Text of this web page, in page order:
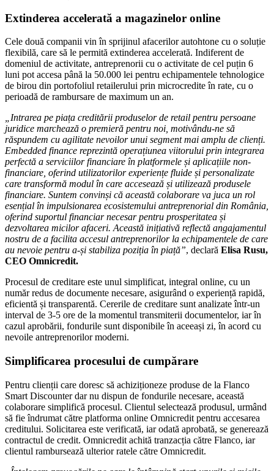
Extinderea accelerată a magazinelor online
Cele două companii vin în sprijinul afacerilor autohtone cu o soluție
flexibilă, care să le permită extinderea accelerată. Indiferent de
domeniul de activitate, antreprenorii cu o activitate de cel puțin 6
luni pot accesa până la 50.000 lei pentru echipamentele tehnologice
de birou din portofoliul retailerului prin microcredite în rate, cu o
perioadă de rambursare de maximum un an.
„Intrarea pe piața creditării produselor de retail pentru persoane
juridice marchează o premieră pentru noi, motivându-ne să
răspundem cu agilitate nevoilor unui segment mai amplu de clienți.
Embedded finance reprezintă operațiunea viitorului prin integrarea
perfectă a serviciilor financiare în platformele și aplicațiile non-
financiare, oferind utilizatorilor experiențe fluide și personalizate
care transformă modul în care accesează și utilizează produsele
financiare. Suntem convinși că această colaborare va juca un rol
esențial în impulsionarea ecosistemului antreprenorial din România,
oferind suportul financiar necesar pentru prosperitatea și
dezvoltarea micilor afaceri. Această inițiativă reflectă angajamentul
nostru de a facilita accesul antreprenorilor la echipamentele de care
au nevoie pentru a-și stabiliza poziția în piață”, declară Elisa Rusu,
CEO Omnicredit.
Procesul de creditare este unul simplificat, integral online, cu un
număr redus de documente necesare, asigurând o experiență rapidă,
eficientă și transparentă. Cererile de creditare sunt analizate într-un
interval de 3-5 ore de la momentul transmiterii documentelor, iar în
cazul aprobării, fondurile sunt disponibile în aceeași zi, în acord cu
nevoile antreprenorilor moderni.
Simplificarea procesului de cumpărare
Pentru clienții care doresc să achiziționeze produse de la Flanco
Smart Discounterdar nu dispun de fondurile necesare, această
colaborare simplifică procesul. Clientul selectează produsul, urmând
să fieîndrumat către platforma online Omnicredit pentru accesarea
creditului. Solicitarea este verificată, iar odată aprobată, se generează
contractul de credit. Omnicredit achită tranzacția către Flanco, iar
clientul rambursează ulterior ratele către Omnicredit.